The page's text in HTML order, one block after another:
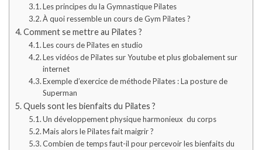
Les principes du la Gymnastique Pilates
À quoi ressemble un cours de Gym Pilates ?
Comment se mettre au Pilates ?
Les cours de Pilates en studio
Les vidéos de Pilates sur Youtube et plus globalement sur
internet
Exemple d’exercice de méthode Pilates : La posture de
Superman
Quels sont les bienfaits du Pilates ?
Un développement physique harmonieux du corps
Mais alors le Pilates fait maigrir ?
Combien de temps faut-il pour percevoir les bienfaits du